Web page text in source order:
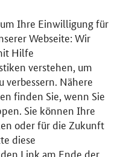
Ihre Einwilligung für
Webseite: Wir
Hilfe
verstehen, um
Nähere
finden Sie, wenn Sie
Sie können Ihre
oder für die Zukunft
diese
Link am Ende der